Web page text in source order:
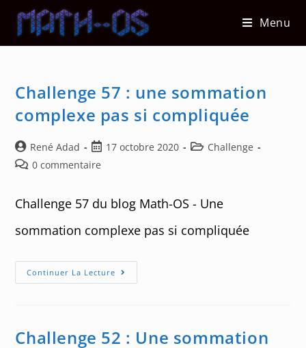
content
Menu
Challenge 57 : une sommation
complexe pas si compliquée
Auteur/autrice
de
René Adad
Post
published:
17 octobre 2020
PostChallenge
Post0 commentaire
Challenge 57 du blog Math-OS - Une
sommation complexe pas si compliquée
Continuer La Lecture Challenge
57
Pas
Si
Challenge 52 : Une sommation